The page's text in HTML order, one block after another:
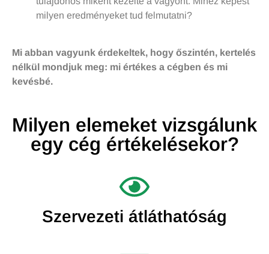
milyen eredményeket tud felmutatni?
Mi abban vagyunk érdekeltek, hogy őszintén, kertelés
nélkül mondjuk meg: mi értékes a cégben és mi
kevésbé.
Milyen elemeket vizsgálunk
egy cég értékelésekor?
Szervezeti átláthatóság